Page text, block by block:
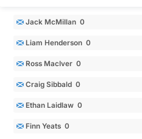
Jack McMillan 0
Liam Henderson 0
Ross MacIver 0
Craig Sibbald 0
Ethan Laidlaw 0
Finn Yeats 0